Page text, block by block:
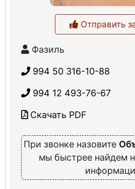
Отправить
Фазиль
994 50 316-10-88
994 12 493-76-67
Скачать PDF
При звонке назовите
мы быстрее найдем